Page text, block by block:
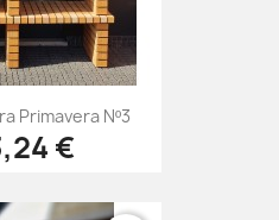
Primavera Nº3
€